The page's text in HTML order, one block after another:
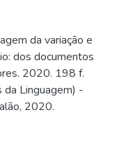
da variação e
dos documentos
2020. 198 f.
Linguagem) -
2020.